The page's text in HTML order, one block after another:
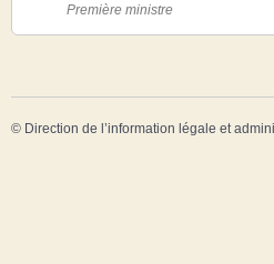
Première ministre
© Direction de l’information légale et